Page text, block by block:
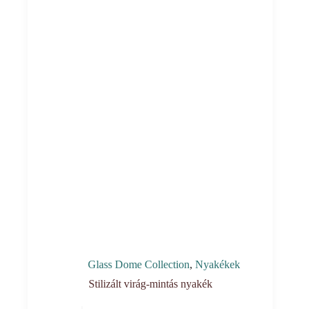
Glass Dome Collection,Nyakékek
Stilizált virág-mintás nyakék